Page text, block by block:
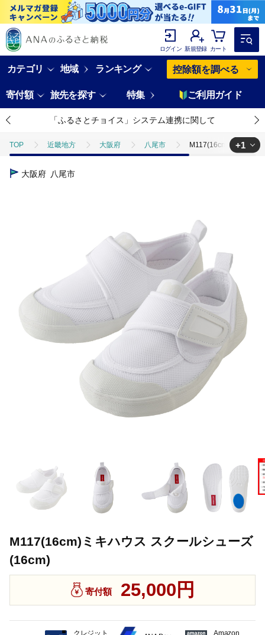
ログイン 新規登録 カート
カテゴリ 地域 ランキング 控除額を調べる
寄付額 旅先を探す 特集 ご利用ガイド
「ふるさとチョイス」システム連携に関して
TOP 近畿地方 大阪府 八尾市 M117(16cm)ミキハウ
TOP
+1
大阪府 八尾市
M117(16cm)ミキハウス スクールシューズ
(16cm)
寄付額 25,000円
クレジット
Amazon